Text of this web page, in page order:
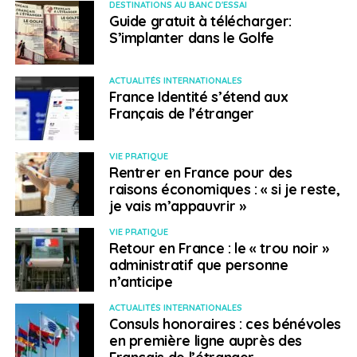
Nord/Moyen-Orient
Égypte
Les dispositifs de sécurité seront renforcés ce 7 janvier
à proximité des lieux de culte, particulièrement au Caire.
Cette date correspond en effet au
communauté chrétienne copte d’Égypte qui a été la
cible à plusieurs reprises d’attaques de l’État islamique
(EI). Ce fut le cas le 17 avril dernier lorsqu’un chrétien
copte de 62 ans quiavait participé à la reconstruction
d’églises détruites par les islamistes dans la région du
Sinaïa été assassiné par l’EI après une mise en scène
macabre, cette région étant source de danger décuplé
pour la communauté chrétienne égyptienne.
Irak
DESTINATIONS AU BANC D'ESSAI
Guide gratuit à télécharger:
S’implanter dans le Golfe
ACTUALITÉS INTERNATIONALES
France Identité s’étend aux
Français de l’étranger
VIE PRATIQUE
Rentrer en France pour des
raisons économiques : « si je reste,
je vais m’appauvrir »
VIE PRATIQUE
Retour en France : le « trou noir »
administratif que personne
n’anticipe
ACTUALITÉS INTERNATIONALES
Consuls honoraires : ces bénévoles
en première ligne auprès des